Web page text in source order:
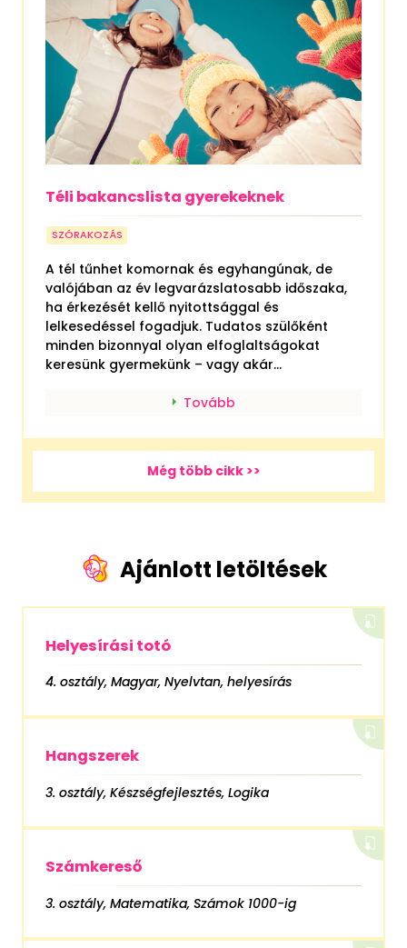
Téli bakancslista gyerekeknek
SZÓRAKOZÁS
A tél tűnhet komornak és egyhangúnak, de
valójában az év legvarázslatosabb időszaka,
ha érkezését kellő nyitottsággal és
lelkesedéssel fogadjuk. Tudatos szülőként
minden bizonnyal olyan elfoglaltságokat
keresünk gyermekünk – vagy akár...
Tovább
Még több cikk >>
Ajánlott letöltések
Helyesírási totó
4. osztály, Magyar, Nyelvtan, helyesírás
Hangszerek
3. osztály, Készségfejlesztés, Logika
Számkereső
3. osztály, Matematika, Számok 1000-ig